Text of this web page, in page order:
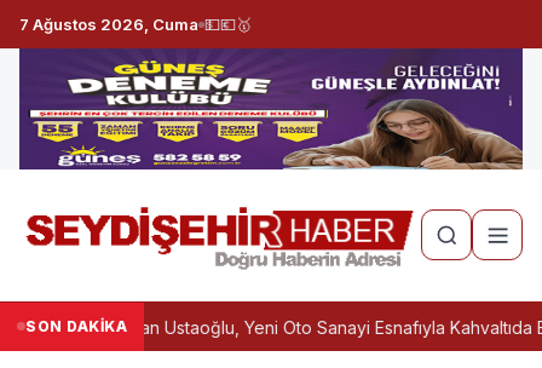
7 Ağustos 2026, Cuma 💵💶🥇
SON DAKİKABaşkan Ustaoğlu, Yeni Oto Sanayi Esnafıyla Kahvaltıda